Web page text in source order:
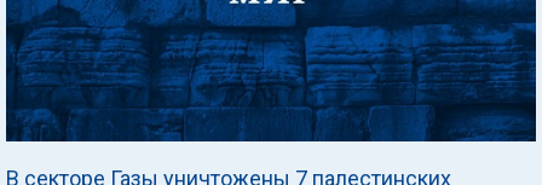
В секторе Газы уничтожены 7 палестинских